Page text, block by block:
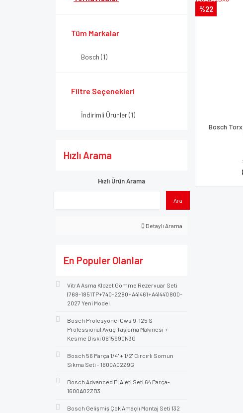
Tüm Markalar
Bosch (1)
Filtre Seçenekleri
İndirimli Ürünler (1)
Hızlı Arama
Hızlı Ürün Arama
Ara
Detaylı Arama
En Populer Olanlar
VitrA Asma Klozet Gömme Rezervuar Seti
(768-1851TP+740-2280+A41461+A41441) 800-
2027 Yeni Model
Bosch Profesyonel Gws 9-125 S
Professional Avuç Taşlama Makinesi +
Kesme Diski 0615990N3G
Bosch 56 Parça 1/4'' + 1/2'' Cırcırlı Somun
Sıkma Seti - 1600A02Z9G
Bosch Advanced El Aleti Seti 64 Parça-
1600A02ZB3
Bosch Gelişmiş Çok Amaçlı Montaj Seti 132
%22
Bosch